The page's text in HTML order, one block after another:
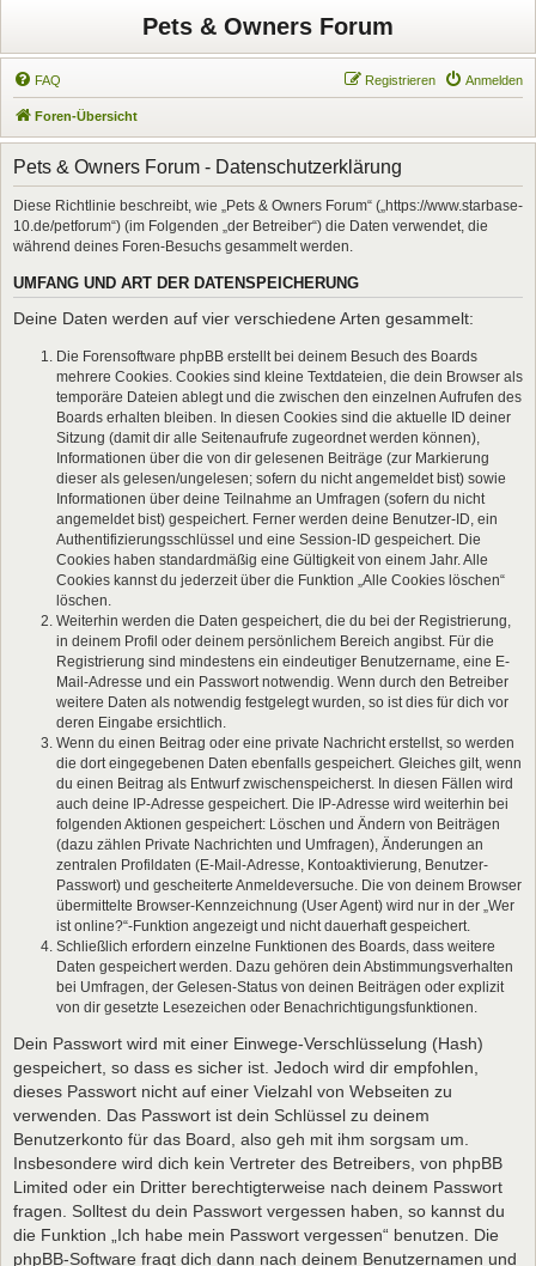
Pets & Owners Forum
FAQ Anmelden
Registrieren
Foren-Übersicht
Pets & Owners Forum - Datenschutzerklärung
Diese Richtlinie beschreibt, wie „Pets & Owners Forum“ („https://www.starbase-
10.de/petforum“) (im Folgenden „der Betreiber“) die Daten verwendet, die
während deines Foren-Besuchs gesammelt werden.
UMFANG UND ART DER DATENSPEICHERUNG
Deine Daten werden auf vier verschiedene Arten gesammelt:
Die Forensoftware phpBB erstellt bei deinem Besuch des Boards
mehrere Cookies. Cookies sind kleine Textdateien, die dein Browser als
temporäre Dateien ablegt und die zwischen den einzelnen Aufrufen des
Boards erhalten bleiben. In diesen Cookies sind die aktuelle ID deiner
Sitzung (damit dir alle Seitenaufrufe zugeordnet werden können),
Informationen über die von dir gelesenen Beiträge (zur Markierung
dieser als gelesen/ungelesen; sofern du nicht angemeldet bist) sowie
Informationen über deine Teilnahme an Umfragen (sofern du nicht
angemeldet bist) gespeichert. Ferner werden deine Benutzer-ID, ein
Authentifizierungsschlüssel und eine Session-ID gespeichert. Die
Cookies haben standardmäßig eine Gültigkeit von einem Jahr. Alle
Cookies kannst du jederzeit über die Funktion „Alle Cookies löschen“
löschen.
Weiterhin werden die Daten gespeichert, die du bei der Registrierung,
in deinem Profil oder deinem persönlichem Bereich angibst. Für die
Registrierung sind mindestens ein eindeutiger Benutzername, eine E-
Mail-Adresse und ein Passwort notwendig. Wenn durch den Betreiber
weitere Daten als notwendig festgelegt wurden, so ist dies für dich vor
deren Eingabe ersichtlich.
Wenn du einen Beitrag oder eine private Nachricht erstellst, so werden
die dort eingegebenen Daten ebenfalls gespeichert. Gleiches gilt, wenn
du einen Beitrag als Entwurf zwischenspeicherst. In diesen Fällen wird
auch deine IP-Adresse gespeichert. Die IP-Adresse wird weiterhin bei
folgenden Aktionen gespeichert: Löschen und Ändern von Beiträgen
(dazu zählen Private Nachrichten und Umfragen), Änderungen an
zentralen Profildaten (E-Mail-Adresse, Kontoaktivierung, Benutzer-
Passwort) und gescheiterte Anmeldeversuche. Die von deinem Browser
übermittelte Browser-Kennzeichnung (User Agent) wird nur in der „Wer
ist online?“-Funktion angezeigt und nicht dauerhaft gespeichert.
Schließlich erfordern einzelne Funktionen des Boards, dass weitere
Daten gespeichert werden. Dazu gehören dein Abstimmungsverhalten
bei Umfragen, der Gelesen-Status von deinen Beiträgen oder explizit
von dir gesetzte Lesezeichen oder Benachrichtigungsfunktionen.
Dein Passwort wird mit einer Einwege-Verschlüsselung (Hash)
gespeichert, so dass es sicher ist. Jedoch wird dir empfohlen,
dieses Passwort nicht auf einer Vielzahl von Webseiten zu
verwenden. Das Passwort ist dein Schlüssel zu deinem
Benutzerkonto für das Board, also geh mit ihm sorgsam um.
Insbesondere wird dich kein Vertreter des Betreibers, von phpBB
Limited oder ein Dritter berechtigterweise nach deinem Passwort
fragen. Solltest du dein Passwort vergessen haben, so kannst du
die Funktion „Ich habe mein Passwort vergessen“ benutzen. Die
phpBB-Software fragt dich dann nach deinem Benutzernamen und